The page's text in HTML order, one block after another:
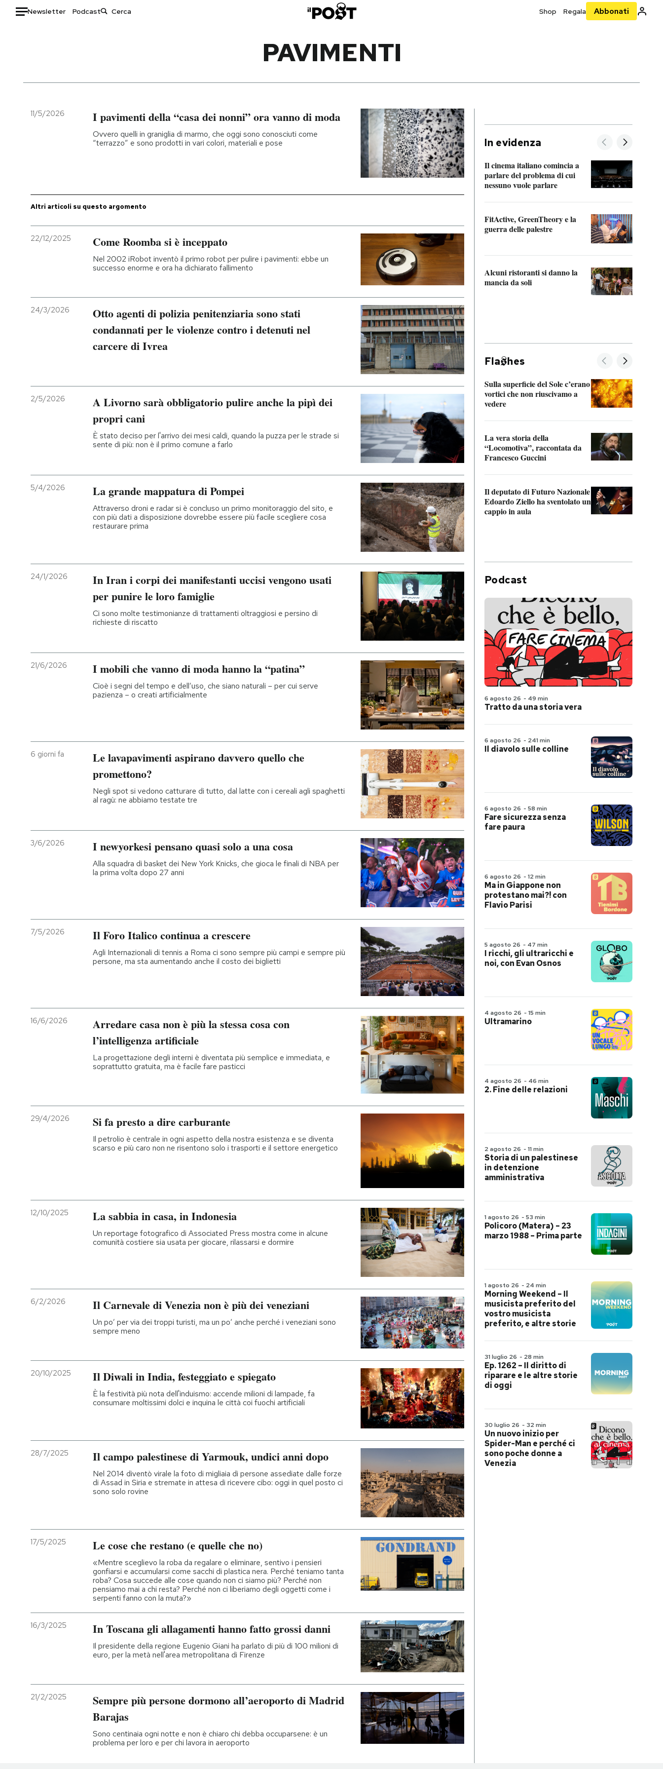
Newsletter Podcast Shop Regala Abbonati
Italia
Politica
Sport
Moda
Ok Boomer!
Mondiali calcio 2026
PODCAST
I MIEI PREFERITI
AREA PERSONALE
PAVIMENTI
11/5/2026 I pavimenti della “casa dei nonni” ora vanno di moda
Ovvero quelli in graniglia di marmo, che oggi sono conosciuti come
“terrazzo” e sono prodotti in vari colori, materiali e pose
Altri articoli su questo argomento
22/12/2025 Come Roomba si è inceppato
Nel 2002 iRobot inventò il primo robot per pulire i pavimenti: ebbe un
successo enorme e ora ha dichiarato fallimento
24/3/2026
Otto agenti di polizia penitenziaria sono stati
condannati per le violenze contro i detenuti nel
carcere di Ivrea
2/5/2026
A Livorno sarà obbligatorio pulire anche la pipì dei
propri cani
È stato deciso per l'arrivo dei mesi caldi, quando la puzza per le strade si
sente di più: non è il primo comune a farlo
5/4/2026 La grande mappatura di Pompei
Attraverso droni e radar si è concluso un primo monitoraggio del sito, e
con più dati a disposizione dovrebbe essere più facile scegliere cosa
restaurare prima
24/1/2026
In Iran i corpi dei manifestanti uccisi vengono usati
per punire le loro famiglie
Ci sono molte testimonianze di trattamenti oltraggiosi e persino di
richieste di riscatto
21/6/2026 I mobili che vanno di moda hanno la “patina”
Cioè i segni del tempo e dell’uso, che siano naturali – per cui serve
pazienza – o creati artificialmente
6 giorni fa
Le lavapavimenti aspirano davvero quello che
promettono?
Negli spot si vedono catturare di tutto, dal latte con i cereali agli spaghetti
al ragù: ne abbiamo testate tre
3/6/2026 I newyorkesi pensano quasi solo a una cosa
Alla squadra di basket dei New York Knicks, che gioca le finali di NBA per
la prima volta dopo 27 anni
7/5/2026 Il Foro Italico continua a crescere
Agli Internazionali di tennis a Roma ci sono sempre più campi e sempre più
persone, ma sta aumentando anche il costo dei biglietti
16/6/2026
Arredare casa non è più la stessa cosa con
l’intelligenza artificiale
La progettazione degli interni è diventata più semplice e immediata, e
soprattutto gratuita, ma è facile fare pasticci
29/4/2026 Si fa presto a dire carburante
Il petrolio è centrale in ogni aspetto della nostra esistenza e se diventa
scarso e più caro non ne risentono solo i trasporti e il settore energetico
12/10/2025 La sabbia in casa, in Indonesia
Un reportage fotografico di Associated Press mostra come in alcune
comunità costiere sia usata per giocare, rilassarsi e dormire
6/2/2026 Il Carnevale di Venezia non è più dei veneziani
Un po’ per via dei troppi turisti, ma un po’ anche perché i veneziani sono
sempre meno
20/10/2025 Il Diwali in India, festeggiato e spiegato
È la festività più nota dell'induismo: accende milioni di lampade, fa
consumare moltissimi dolci e inquina le città coi fuochi artificiali
28/7/2025 Il campo palestinese di Yarmouk, undici anni dopo
Nel 2014 diventò virale la foto di migliaia di persone assediate dalle forze
di Assad in Siria e stremate in attesa di ricevere cibo: oggi in quel posto ci
sono solo rovine
17/5/2025 Le cose che restano (e quelle che no)
«Mentre sceglievo la roba da regalare o eliminare, sentivo i pensieri
gonfiarsi e accumularsi come sacchi di plastica nera. Perché teniamo tanta
roba? Cosa succede alle cose quando non ci siamo più? Perché non
pensiamo mai a chi resta? Perché non ci liberiamo degli oggetti come i
serpenti fanno con la muta?»
16/3/2025 In Toscana gli allagamenti hanno fatto grossi danni
Il presidente della regione Eugenio Giani ha parlato di più di 100 milioni di
euro, per la metà nell'area metropolitana di Firenze
21/2/2025
Sempre più persone dormono all’aeroporto di Madrid
Barajas
Sono centinaia ogni notte e non è chiaro chi debba occuparsene: è un
problema per loro e per chi lavora in aeroporto
In evidenza
Il cinema italiano comincia a
parlare del problema di cui
nessuno vuole parlare
FitActive, GreenTheory e la
guerra delle palestre
Alcuni ristoranti si danno la
mancia da soli
Fla hes
Sulla superficie del Sole c’erano
vortici che non riuscivamo a
vedere
La vera storia della
“Locomotiva”, raccontata da
Francesco Guccini
Il deputato di Futuro Nazionale
Edoardo Ziello ha sventolato un
cappio in aula
Podcast
6 agosto 26 - 49 min
Tratto da una storia vera
6 agosto 26 - 241 min
Il diavolo sulle colline
6 agosto 26 - 58 min
Fare sicurezza senza
fare paura
6 agosto 26 - 12 min
Ma in Giappone non
protestano mai?! con
Flavio Parisi
5 agosto 26 - 47 min
I ricchi, gli ultraricchi e
noi, con Evan Osnos
4 agosto 26 - 15 min
Ultramarino
4 agosto 26 - 46 min
2. Fine delle relazioni
2 agosto 26 - 11 min
Storia di un palestinese
in detenzione
amministrativa
1 agosto 26 - 53 min
Policoro (Matera) – 23
marzo 1988 – Prima parte
1 agosto 26 - 24 min
Morning Weekend – Il
musicista preferito del
vostro musicista
preferito, e altre storie
31 luglio 26 - 28 min
Ep. 1262 – Il diritto di
riparare e le altre storie
di oggi
30 luglio 26 - 32 min
Un nuovo inizio per
Spider-Man e perché ci
sono poche donne a
Venezia